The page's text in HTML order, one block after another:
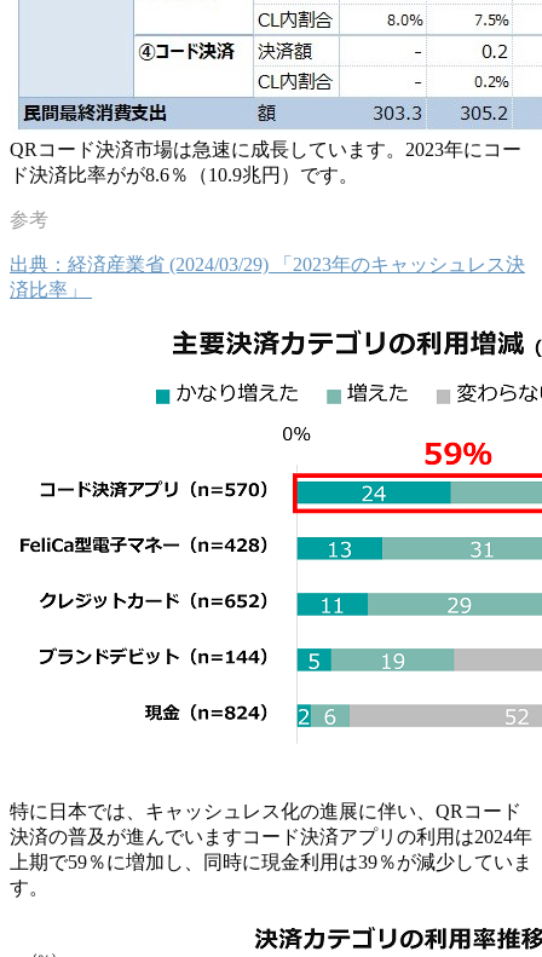
QRコード決済市場は急速に成長しています。2023年にコー
ド決済比率がが8.6％（10.9兆円）です。
出典：経済産業省 (2024/03/29) 「2023年のキャッシュレス決
済比率」
特に日本では、キャッシュレス化の進展に伴い、QRコード
決済の普及が進んでいますコード決済アプリの利用は2024年
上期で59％に増加し、同時に現金利用は39％が減少していま
す。